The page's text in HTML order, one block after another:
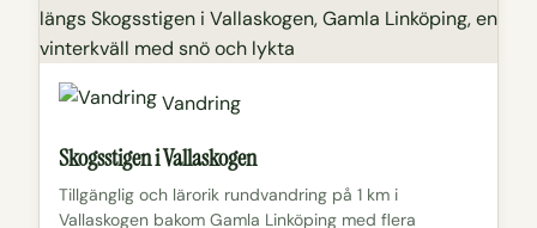
Vandring
Skogsstigen i Vallaskogen
Tillgänglig och lärorik rundvandring på 1 km i
Vallaskogen bakom Gamla Linköping med flera